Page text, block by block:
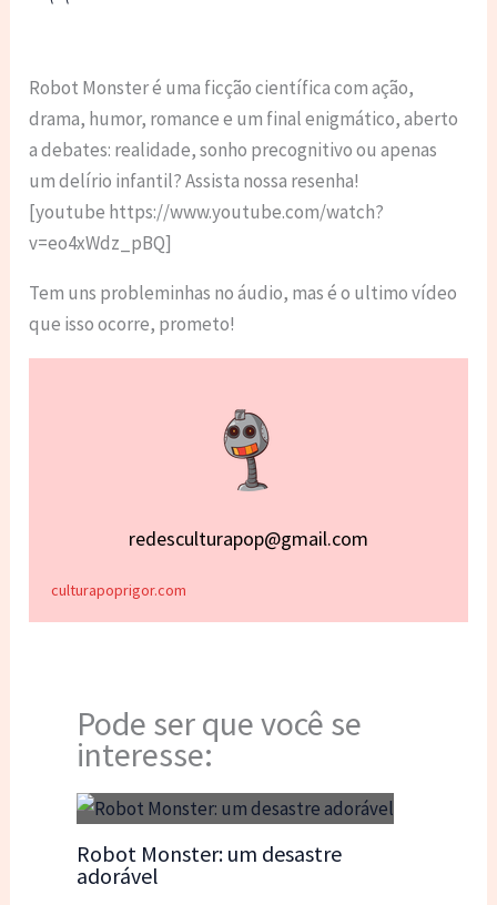
Robot Monster é uma ficção científica com ação,
drama, humor, romance e um final enigmático, aberto
a debates: realidade, sonho precognitivo ou apenas
um delírio infantil? Assista nossa resenha!
[youtube https://www.youtube.com/watch?
v=eo4xWdz_pBQ]
Tem uns probleminhas no áudio, mas é o ultimo vídeo
que isso ocorre, prometo!
redesculturapop@gmail.com
culturapoprigor.com
Pode ser que você se
interesse:
Robot Monster: um desastre
adorável